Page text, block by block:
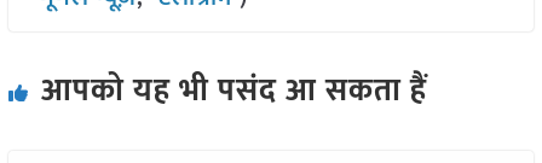
आपको यह भी पसंद आ सकता हैं